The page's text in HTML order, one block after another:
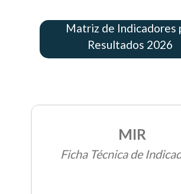
Matriz de Indicadores
Resultados 2026
MIR
Ficha Técnica de